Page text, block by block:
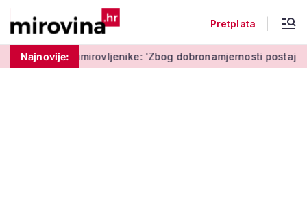
Pretplata
Najnovije:'Zbog dobronamjernosti postaju meta prijevare'